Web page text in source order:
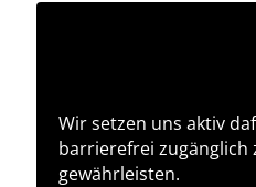
Wir setzen uns aktiv
barrierefrei zugänglich
gewährleisten.